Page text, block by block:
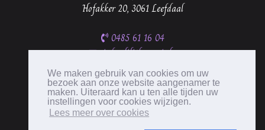
We maken gebruik van cookies om uw
bezoek aan onze website aangenamer te
maken. Uiteraard kan u ten alle tijden uw
instellingen voor cookies wijzigen.
Lees meer over cookies
Hofakker 20, 3061 Leefdaal
0485 61 16 04
info@lilithsmagic.be
BTW BE0537 335 656